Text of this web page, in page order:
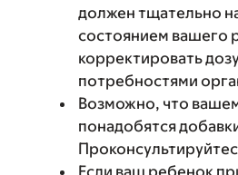
должен тщательно
состоянием вашего
корректировать
потребностями
Возможно, что
понадобятся
Если ваш ребенок